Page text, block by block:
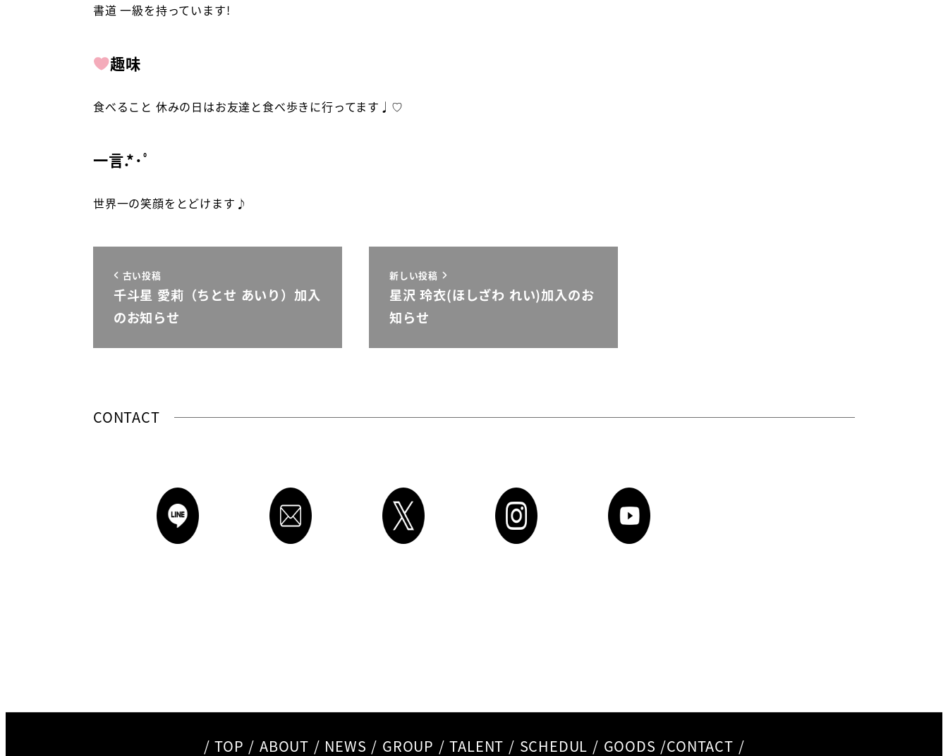
書道 一級を持っています!
趣味
食べること 休みの日はお友達と食べ歩きに行ってます♩♡
一言.*･ﾟ
世界一の笑顔をとどけます♪
古い投稿
千斗星 愛莉（ちとせ あいり）加入
のお知らせ
新しい投稿
星沢 玲衣(ほしざわ れい)加入のお
知らせ
CONTACT
/TOP / ABOUT / NEWS / GROUP /TALENT / SCHEDUL / GOODS /CONTACT /